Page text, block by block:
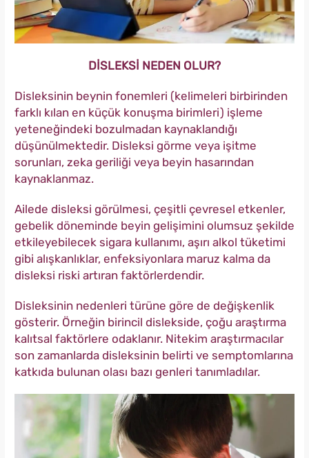
DİSLEKSİ NEDEN OLUR?
Disleksinin beynin fonemleri (kelimeleri birbirinden
farklı kılan en küçük konuşma birimleri) işleme
yeteneğindeki bozulmadan kaynaklandığı
düşünülmektedir. Disleksi görme veya işitme
sorunları, zeka geriliği veya beyin hasarından
kaynaklanmaz.
Ailede disleksi görülmesi, çeşitli çevresel etkenler,
gebelik döneminde beyin gelişimini olumsuz şekilde
etkileyebilecek sigara kullanımı, aşırı alkol tüketimi
gibi alışkanlıklar, enfeksiyonlara maruz kalma da
disleksi riski artıran faktörlerdendir.
Disleksinin nedenleri türüne göre de değişkenlik
gösterir. Örneğin birincil dislekside, çoğu araştırma
kalıtsal faktörlere odaklanır. Nitekim araştırmacılar
son zamanlarda disleksinin belirti ve semptomlarına
katkıda bulunan olası bazı genleri tanımladılar.